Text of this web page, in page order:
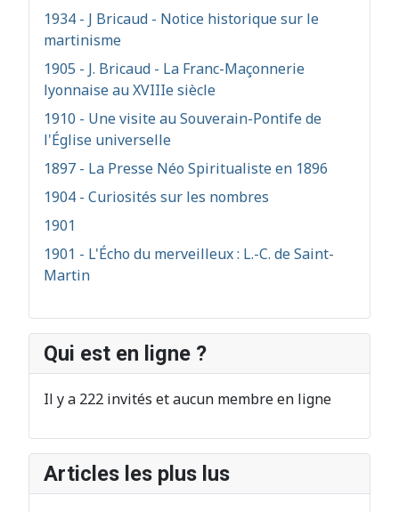
1934 - J Bricaud - Notice historique sur le
martinisme
1905 - J. Bricaud - La Franc-Maçonnerie
lyonnaise au XVIIIe siècle
1910 - Une visite au Souverain-Pontife de
l'Église universelle
1897 - La Presse Néo Spiritualiste en 1896
1904 - Curiosités sur les nombres
1901
1901 - L'Écho du merveilleux : L.-C. de Saint-
Martin
Qui est en ligne ?
Il y a 222 invités et aucun membre en ligne
Articles les plus lus